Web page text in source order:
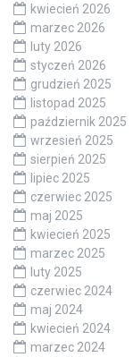
kwiecień 2026
marzec 2026
luty 2026
styczeń 2026
grudzień 2025
listopad 2025
październik 2025
wrzesień 2025
sierpień 2025
lipiec 2025
czerwiec 2025
maj 2025
kwiecień 2025
marzec 2025
luty 2025
czerwiec 2024
maj 2024
kwiecień 2024
marzec 2024